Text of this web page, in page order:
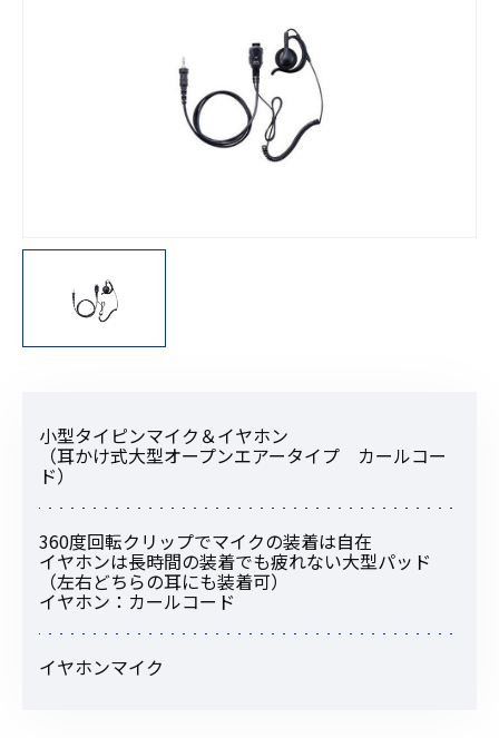
小型タイピンマイク＆イヤホン
（耳かけ式大型オープンエアータイプ カールコー
ド）
360度回転クリップでマイクの装着は自在
イヤホンは長時間の装着でも疲れない大型パッド
（左右どちらの耳にも装着可）
イヤホン：カールコード
イヤホンマイク